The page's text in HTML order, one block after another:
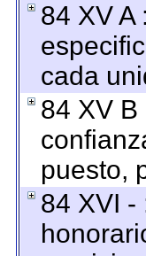
84 XV
cada
84 XV
puesto,
84 XVI -